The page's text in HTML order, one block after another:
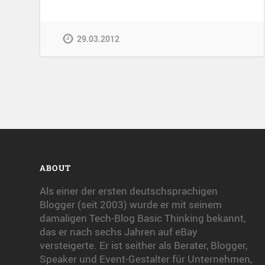
29.03.2012
ABOUT
Als einer der ersten deutschsprachigen
Blogger (seit 2003) wurde er mit seinem
damaligen Tech-Blog Basic Thinking bekannt,
das er nach sechs Jahren auf eBay
versteigerte. Er ist seither als Berater, Blogger,
Speaker und Event-Gestalter für Unternehmen,